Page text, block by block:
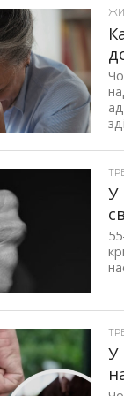
У
У